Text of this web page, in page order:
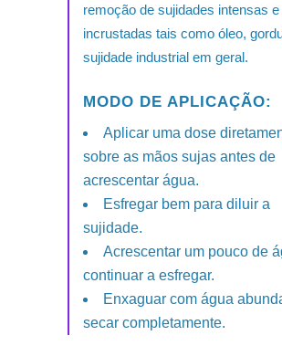
remoção de sujidades intensas e
incrustadas tais como óleo,
sujidade industrial em geral.
MODO DE APLICAÇÃO:
Aplicar uma dose
sobre as mãos sujas antes de
acrescentar água.
Esfregar bem para diluir a
sujidade.
Acrescentar um pouco de
continuar a esfregar.
Enxaguar com água
secar completamente.